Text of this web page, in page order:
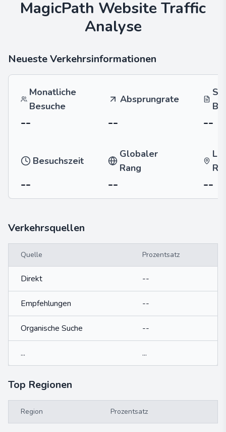
MagicPath Website Traffic
Analyse
Neueste Verkehrsinformationen
Monatliche
Besuche
Absprungrate
-- -- --
Besuchszeit
Globaler
Rang
-- -- --
Verkehrsquellen
Quelle Prozentsatz
Direkt --
Empfehlungen --
Organische Suche --
... ...
Top Regionen
Region Prozentsatz